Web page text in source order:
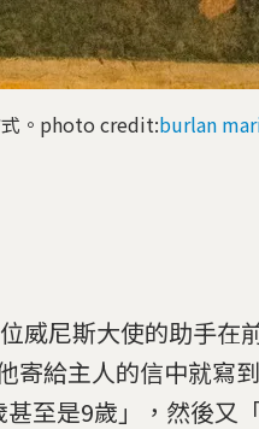
式。photo credit:burlan
威尼斯大使的助手在
寄給主人的信中就寫
至是9歲」，然後又